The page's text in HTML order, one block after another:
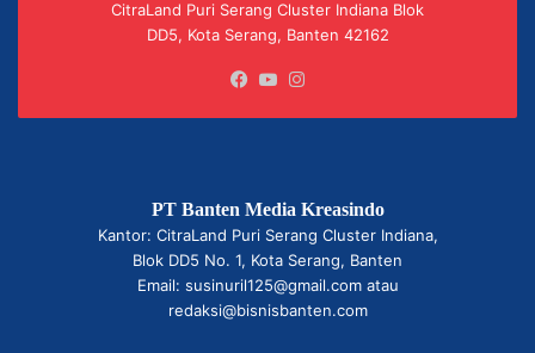
CitraLand Puri Serang Cluster Indiana Blok
DD5, Kota Serang, Banten 42162
Facebook
YouTube
PT Banten Media Kreasindo
Kantor: CitraLand Puri Serang Cluster Indiana,
Blok DD5 No. 1, Kota Serang, Banten
Email: susinuril125@gmail.com atau
redaksi@bisnisbanten.com